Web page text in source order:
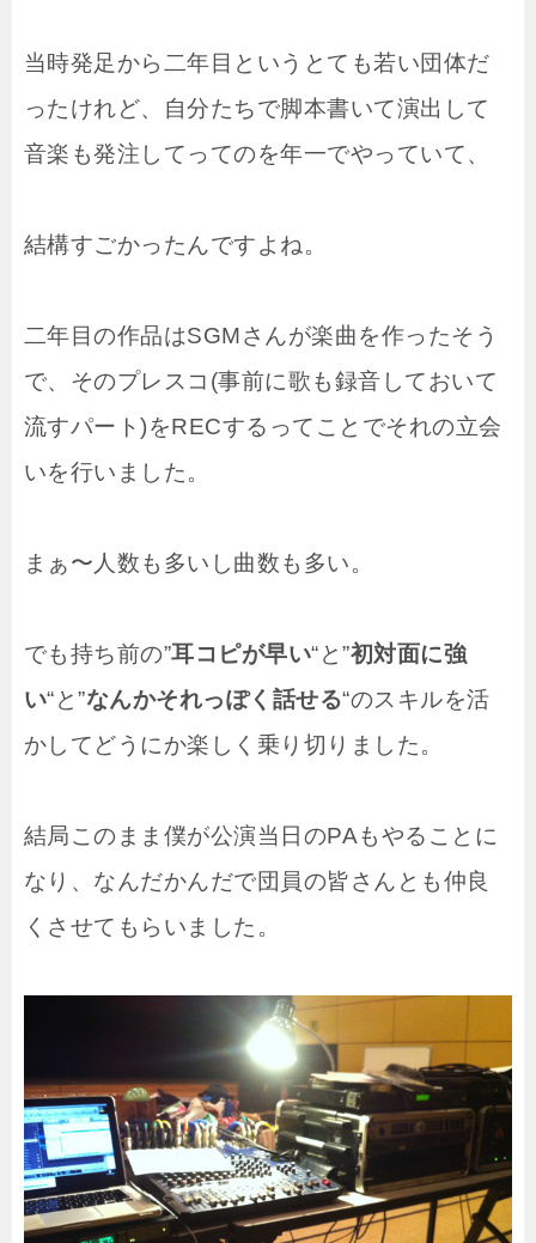
当時発足から二年目というとても若い団体だ
ったけれど、自分たちで脚本書いて演出して
音楽も発注してってのを年一でやっていて、
結構すごかったんですよね。
二年目の作品はSGMさんが楽曲を作ったそう
で、そのプレスコ(事前に歌も録音しておいて
流すパート)をRECするってことでそれの立会
いを行いました。
まぁ〜人数も多いし曲数も多い。
でも持ち前の”耳コピが早い“と”初対面に強
い“と”なんかそれっぽく話せる“のスキルを活
かしてどうにか楽しく乗り切りました。
結局このまま僕が公演当日のPAもやることに
なり、なんだかんだで団員の皆さんとも仲良
くさせてもらいました。